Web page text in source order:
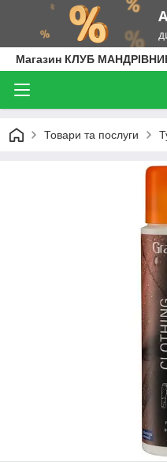
Магазин КЛУБ
Товари та послуги